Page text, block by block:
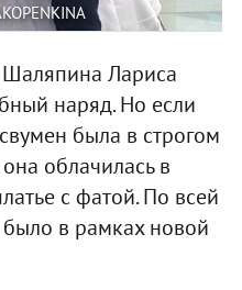
Лариса
наряд. Но если
была в строгом
облачилась в
с фатой. По всей
в рамках новой